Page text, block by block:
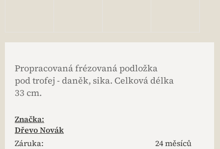
Propracovaná frézovaná podložka
pod trofej - daněk, sika. Celková délka
33 cm.
Značka:
Dřevo Novák
Záruka:
24 měsíců